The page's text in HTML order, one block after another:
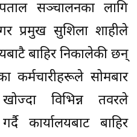
सञ्चालनका लागि
प्रमुख सुशिला शाहीले
बाहिर निकालेकी छन्
कर्मचारीहरूले सोमबार
विभिन्न तवरले
कार्यालयबाट बाहिर